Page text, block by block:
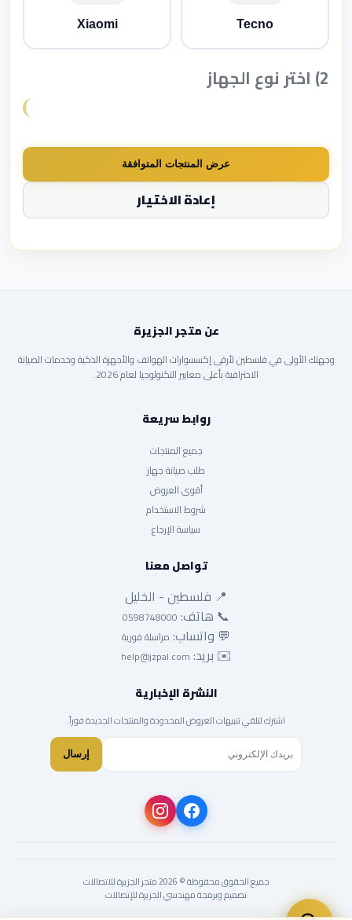
Tecno
Xiaomi
2) اختر نوع الجهاز
عرض المنتجات المتوافقة
إعادة الاختيار
عن متجر الجزيرة
وجهتك الأولى في فلسطين لأرقى إكسسوارات الهواتف والأجهزة الذكية وخدمات الصيانة
الاحترافية بأعلى معايير التكنولوجيا لعام 2026.
روابط سريعة
جميع المنتجات
طلب صيانة جهاز
أقوى العروض
شروط الاستخدام
سياسة الإرجاع
تواصل معنا
📍 فلسطين - الخليل
📞 هاتف: 0598748000
💬 واتساب: مراسلة فورية
✉️ بريد: help@jzpal.com
النشرة الإخبارية
اشترك لتلقي تنبيهات العروض المحدودة والمنتجات الجديدة فوراً.
إرسال
جميع الحقوق محفوظة © 2026 متجر الجزيرة للاتصالات
تصميم وبرمجة مهندسي الجزيرة للإتصالات